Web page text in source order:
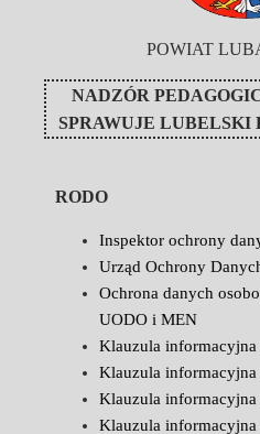
POWIAT
NADZÓR
SPRAWUJE LUBELSKI
RODO
Inspektor ochrony
Urząd Ochrony
Ochrona danych
UODO i MEN
Klauzula
Klauzula
Klauzula
Klauzula